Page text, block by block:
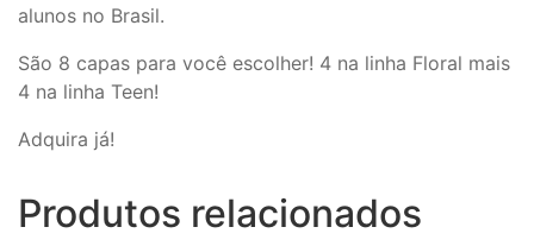
alunos no Brasil.
São 8 capas para você escolher! 4 na linha Floral mais
4 na linha Teen!
Adquira já!
Produtos relacionados